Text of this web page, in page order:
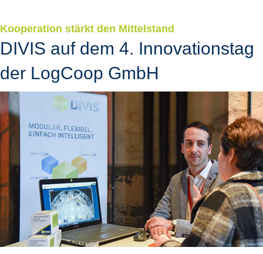
Kooperation stärkt den Mittelstand
DIVIS auf dem 4. Innovationstag
der LogCoop GmbH